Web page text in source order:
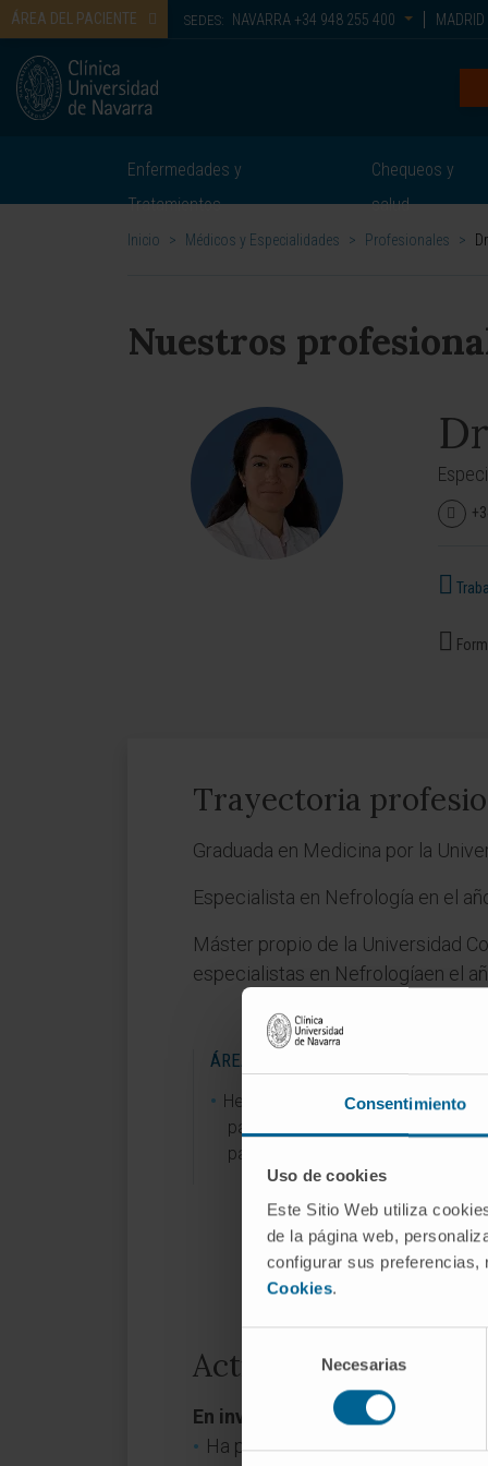
Consentimiento
Uso de cookies
Este Sitio Web utiliza
de la página web,
configurar sus preferencias,
Cookies.
consentimiento
Necesarias
ÁREA DEL PACIENTE SEDES: NAVARRA +34 948 255 400 MADRID
Enfermedades y
Tratamientos
Chequeos y
salud
Inicio > Médicos y Especialidades > Profesionales >
Nuestros
Trayectoria
Graduada en Medicina por la
Especialista en Nefrología en el
Máster propio de la Universidad
especialistas en Nefrologíaen el
ÁREAS DE INTERÉS
Hemodiálisis y diálisis peritoneal de
pacientes con insuficiencia renal y
patología.
Actividad
En investigación
Ha participado en 7 artículos